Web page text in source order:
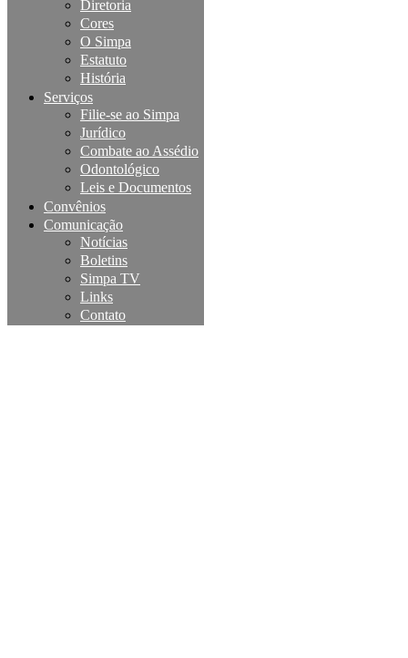
Diretoria
Cores
O Simpa
Estatuto
História
Serviços
Filie-se ao Simpa
Jurídico
Combate ao Assédio
Odontológico
Leis e Documentos
Convênios
Comunicação
Notícias
Boletins
Simpa TV
Links
Contato